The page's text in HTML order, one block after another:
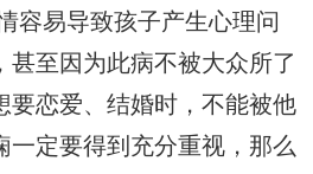
容易导致孩子产生心理问
甚至因为此病不被大众所了
要恋爱、结婚时，不能被他
一定要得到充分重视，那么